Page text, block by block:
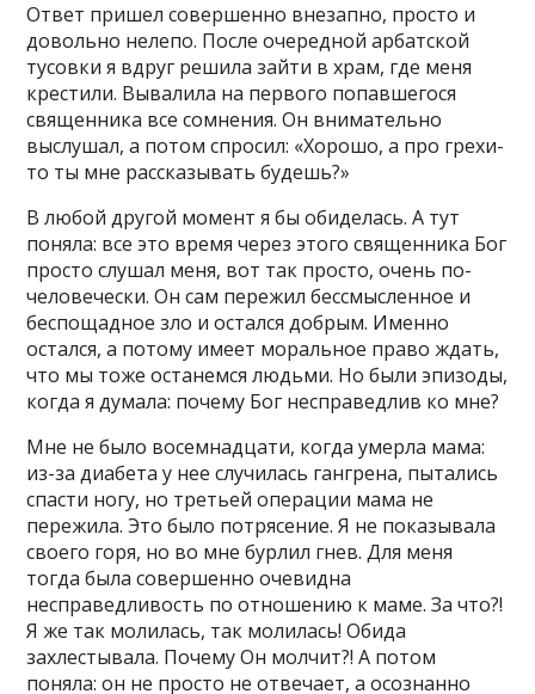
Ответ пришел совершенно внезапно, просто и
довольно нелепо. После очередной арбатской
тусовки я вдруг решила зайти в храм, где меня
крестили. Вывалила на первого попавшегося
священника все сомнения. Он внимательно
выслушал, а потом спросил: «Хорошо, а про грехи-
то ты мне рассказывать будешь?»
В любой другой момент я бы обиделась. А тут
поняла: все это время через этого священника Бог
просто слушал меня, вот так просто, очень по-
человечески. Он сам пережил бессмысленное и
беспощадное зло и остался добрым. Именно
остался, а потому имеет моральное право ждать,
что мы тоже останемся людьми. Но были эпизоды,
когда я думала: почему Бог несправедлив ко мне?
Мне не было восемнадцати, когда умерла мама:
из-за диабета у нее случилась гангрена, пытались
спасти ногу, но третьей операции мама не
пережила. Это было потрясение. Я не показывала
своего горя, но во мне бурлил гнев. Для меня
тогда была совершенно очевидна
несправедливость по отношению к маме. За что?!
Я же так молилась, так молилась! Обида
захлестывала. Почему Он молчит?! А потом
поняла: он не просто не отвечает, а осознанно